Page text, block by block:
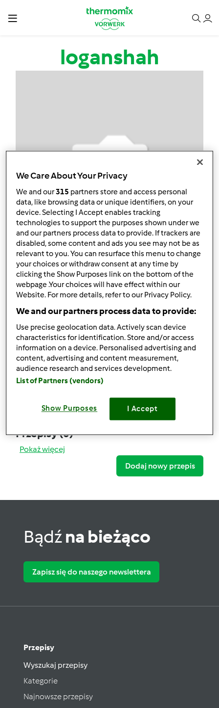
loganshah
Obserwuj Block
loganshah
Który model Thermomix ® posiadasz?
tm6
Komentarze
Przepisy(0)
Pokaż więcej
Dodaj nowy przepis
Bądźna bieżąco
Zapisz się do naszego newslettera
Przepisy
Wyszukaj przepisy
Kategorie
Najnowsze przepisy
We Care About Your Privacy
We and our315 partners store and access personal
data, like browsing data or unique identifiers, on your
device. Selecting I Accept enables tracking
technologies to support the purposes shown under we
and our partners process data to provide. If trackers are
disabled, some content and ads you see may not be as
relevant to you. You can resurface this menu to change
your choices or withdraw consent at any time by
clicking the Show Purposes link on the bottom of the
webpage .Your choices will have effect within our
Website. For more details, refer to our Privacy Policy.
We and our partners process data to provide:
Use precise geolocation data. Actively scan device
characteristics for identification. Store and/or access
information on a device. Personalised advertising and
content, advertising and content measurement,
audience research and services development.
List of Partners (vendors)
Show Purposes I Accept